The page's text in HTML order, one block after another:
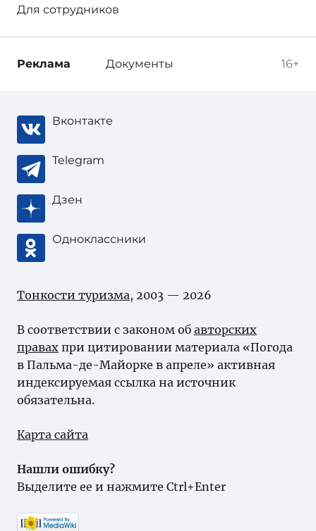
Для сотрудников
16+
Реклама Документы
Вконтакте
Telegram
Дзен
Одноклассники
Тонкости туризма, 2003 — 2026
В соответствии с законом об авторских
правах при цитировании материала «Погода
в Пальма-де-Майорке в апреле» активная
индексируемая ссылка на источник
обязательна.
Карта сайта
Нашли ошибку?
Выделите ее и нажмите Ctrl+Enter